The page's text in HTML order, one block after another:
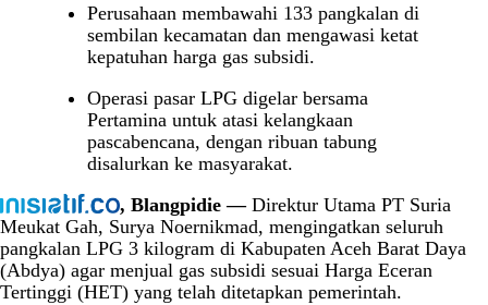
Perusahaan membawahi 133 pangkalan di
sembilan kecamatan dan mengawasi ketat
kepatuhan harga gas subsidi.
Operasi pasar LPG digelar bersama
Pertamina untuk atasi kelangkaan
pascabencana, dengan ribuan tabung
disalurkan ke masyarakat.
, Blangpidie — Direktur Utama PT Suria
Meukat Gah, Surya Noernikmad, mengingatkan seluruh
pangkalan LPG 3 kilogram di Kabupaten Aceh Barat Daya
(Abdya) agar menjual gas subsidi sesuai Harga Eceran
Tertinggi (HET) yang telah ditetapkan pemerintah.